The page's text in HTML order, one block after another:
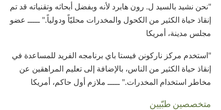
"نحن نشيد بالسيد ل. رون هابرد لأنه وبفضل أبحاثه وتقنياته قد تم
إنقاذ حياة الكثير من الكحول والمخدرات محليّاً ودولياً." ـــــ عضو
مجلس مدينة، أمريكا
"استخدم مركز ناركونن فيستا باي برنامجه الفريد للمساعدة في
إنقاذ حياة الكثير من الناس، بالإضافة إلى تعليم المراهقين عن
مخاطر استخدام المخدرات." ـــــ ملازم أول حاكم، أمريكا
متخصصين طبّيين